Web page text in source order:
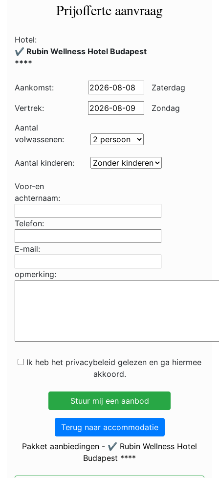
Prijofferte aanvraag
Hotel:
✔️ Rubin Wellness Hotel Budapest
****
Aankomst: Zaterdag
Vertrek:
Zondag
Aantal
volwassenen:
Aantal kinderen:
Voor-en
achternaam:
Telefon:
E-mail:
opmerking:
Ik heb het privacybeleid gelezen en ga hiermee
akkoord.
Terug naar accommodatie
Pakket aanbiedingen - ✔️ Rubin Wellness Hotel
Budapest ****